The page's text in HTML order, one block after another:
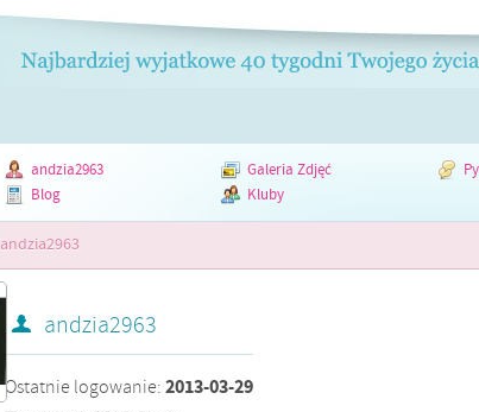
andzia2963 Galeria Zdjęć
Blog
Kluby
andzia2963
andzia2963
Ostatnie logowanie: 2013-03-29